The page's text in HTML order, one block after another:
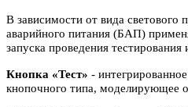
В зависимости от вида светового
аварийного питания (БАП)
запуска проведения тестирования
Кнопка «Тест» -
кнопочного типа, моделирующее